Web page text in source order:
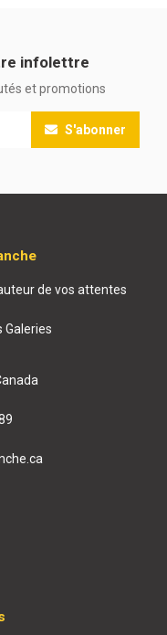
infolettre
et promotions
S'abonner
de vos attentes
Galeries